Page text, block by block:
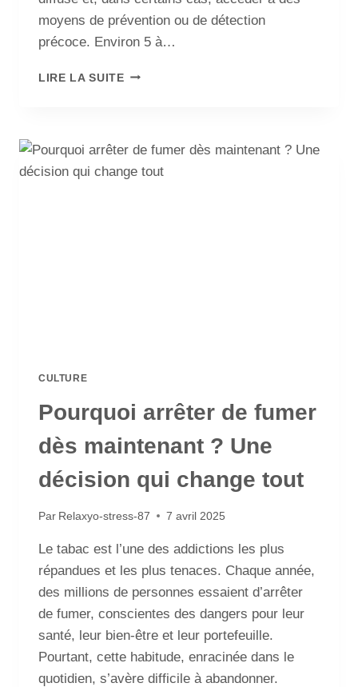
moyens de prévention ou de détection
précoce. Environ 5 à…
LIRE LA SUITE
CULTURE
Pourquoi arrêter de fumer
dès maintenant ? Une
décision qui change tout
Par Relaxyo-stress-87 7 avril 2025
Le tabac est l’une des addictions les plus
répandues et les plus tenaces. Chaque année,
des millions de personnes essaient d’arrêter
de fumer, conscientes des dangers pour leur
santé, leur bien-être et leur portefeuille.
Pourtant, cette habitude, enracinée dans le
quotidien, s’avère difficile à abandonner.